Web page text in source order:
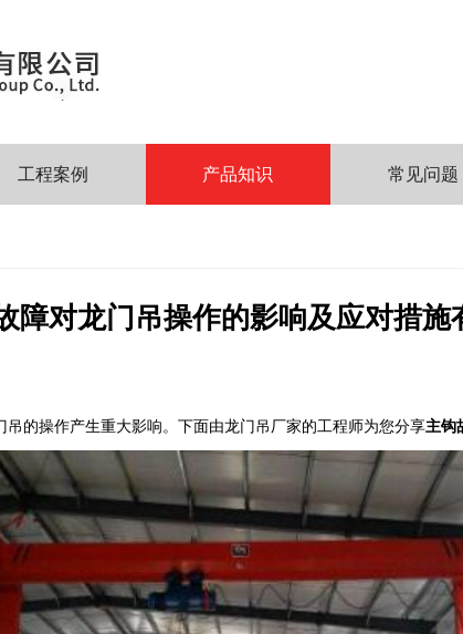
工程案例 产品知识 常见问题
障对龙门吊操作的影响及应对措施
的操作产生重大影响。下面由龙门吊厂家的工程师为您分享主钩